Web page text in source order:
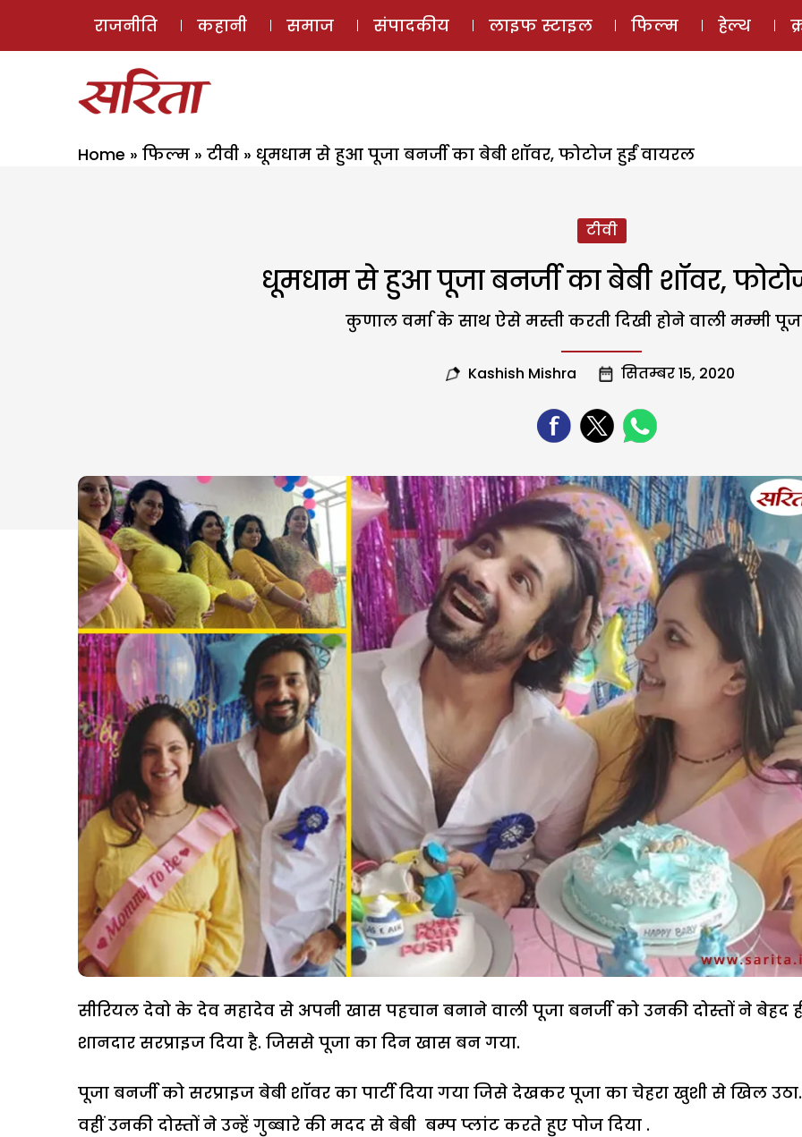
ई-मैगज़ीन
राजनीति कहानी समाज संपादकीय लाइफ स्टाइल फिल्म हेल्थ
Home » फिल्म » टीवी » धूमधाम से हुआ पूजा बनर्जी का बेबी शॉवर, फोटोज हुईं वायरल
टीवी
धूमधाम से हुआ पूजा बनर्जी का बेबी शॉवर,
कुणाल वर्मा के साथ ऐसे मस्ती करती दिखी होने वाली मम्मी
Kashish Mishra सितम्बर 15, 2020
सीरियल देवो के देव महादेव से अपनी खास पहचान बनाने वाली पूजा बनर्जी को उनकी दोस्तों ने बेहद
शानदार सरप्राइज दिया है. जिससे पूजा का दिन खास बन गया.
पूजा बनर्जी को सरप्राइज बेबी शॉवर का पार्टी दिया गया जिसे देखकर पूजा का चेहरा खुशी से खिल उठा.
वहीं उनकी दोस्तों ने उन्हें गुब्बारे की मदद से बेबी बम्प प्लांट करते हुए पोज दिया .